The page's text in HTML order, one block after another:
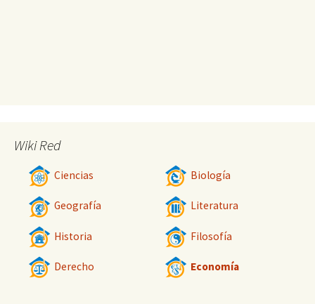
Wiki Red
Ciencias Biología
Geografía Literatura
Historia Filosofía
Derecho Economía